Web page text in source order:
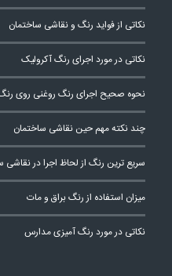
نکاتی از فواید رنگ و نقاشی ساختمان
نکاتی در مورد اجرای رنگ آکرولیک
نحوه صحیح اجرای رنگ روغنی روی
چند نکته مهم حین نقاشی ساختمان
سریع ترین رنگ از لحاظ اجرا در نقاشی
میزان استفاده از رنگ براق و مات
نکاتی در مورد رنگ آمیزی مدارس